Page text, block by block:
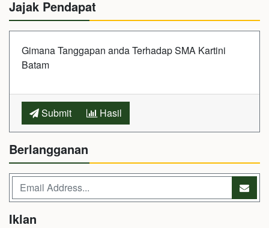
Jajak Pendapat
Gimana Tanggapan anda Terhadap SMA Kartini
Batam
Submit Hasil
Berlangganan
Iklan